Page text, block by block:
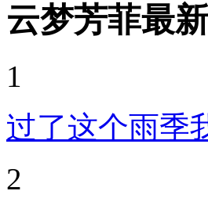
云梦芳菲最
1
过了这个雨季
2